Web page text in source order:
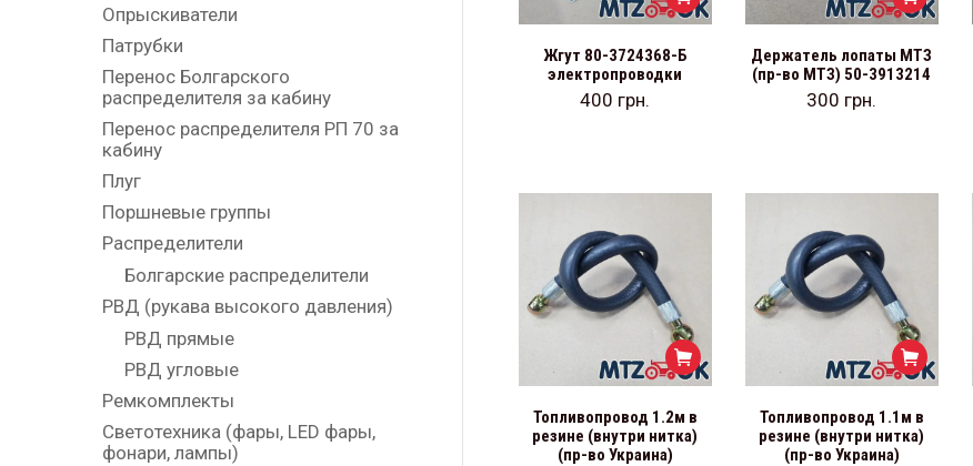
Жгут 80-3724368-Б
электропроводки
400 грн.
Держатель лопаты МТЗ
(пр-во МТЗ) 50-3913214
300 грн.
Топливопровод 1.2м в
резине (внутри нитка)
(пр-во Украина)
Топливопровод 1.1м в
резине (внутри нитка)
(пр-во Украина)
Опрыскиватели
Патрубки
Перенос Болгарского
распределителя за кабину
Перенос распределителя РП 70 за
кабину
Плуг
Поршневые группы
Распределители
Болгарские распределители
РВД (рукава высокого давления)
РВД прямые
РВД угловые
Ремкомплекты
Светотехника (фары, LED фары,
фонари, лампы)